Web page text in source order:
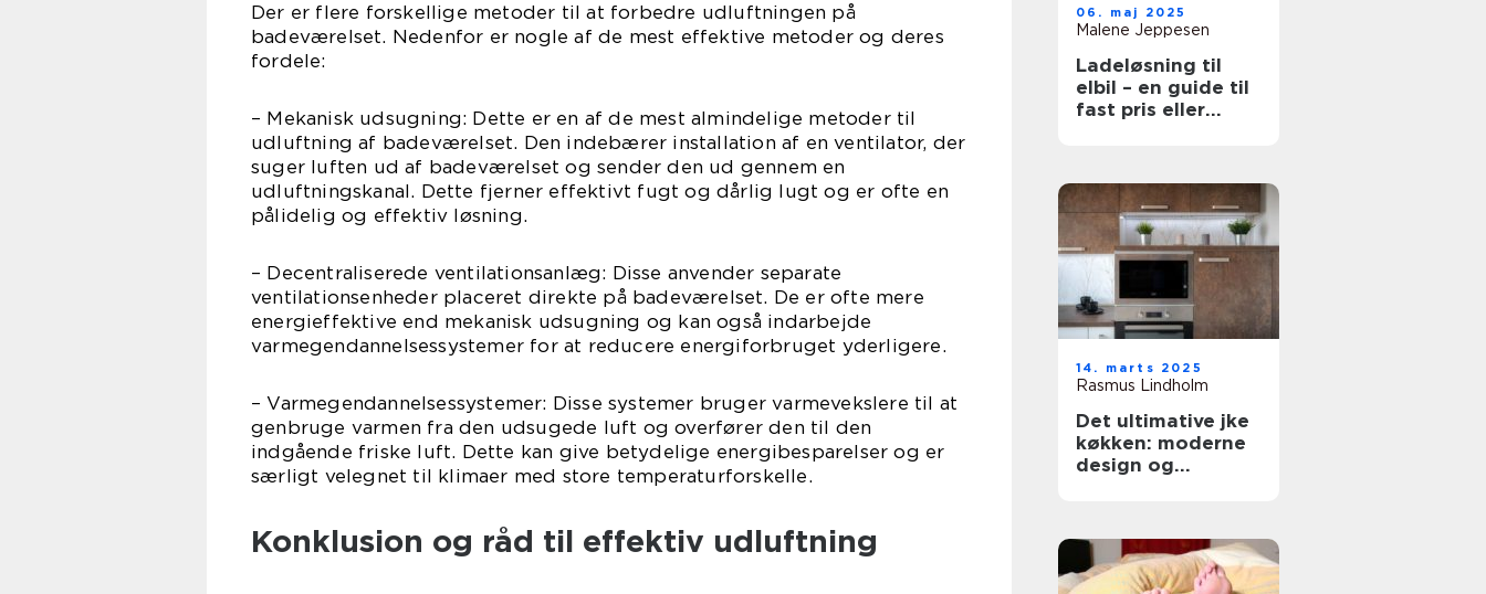
Der er flere forskellige metoder til at forbedre udluftningen på
badeværelset. Nedenfor er nogle af de mest effektive metoder og deres
fordele:
– Mekanisk udsugning: Dette er en af de mest almindelige metoder til
udluftning af badeværelset. Den indebærer installation af en ventilator, der
suger luften ud af badeværelset og sender den ud gennem en
udluftningskanal. Dette fjerner effektivt fugt og dårlig lugt og er ofte en
pålidelig og effektiv løsning.
– Decentraliserede ventilationsanlæg: Disse anvender separate
ventilationsenheder placeret direkte på badeværelset. De er ofte mere
energieffektive end mekanisk udsugning og kan også indarbejde
varmegendannelsessystemer for at reducere energiforbruget yderligere.
– Varmegendannelsessystemer: Disse systemer bruger varmevekslere til at
genbruge varmen fra den udsugede luft og overfører den til den
indgående friske luft. Dette kan give betydelige energibesparelser og er
særligt velegnet til klimaer med store temperaturforskelle.
Konklusion og råd til effektiv udluftning
06. maj 2025
Malene Jeppesen
Ladeløsning til
elbil – en guide til
fast pris eller
14. marts 2025
Rasmus Lindholm
Det ultimative jke
køkken: moderne
design og